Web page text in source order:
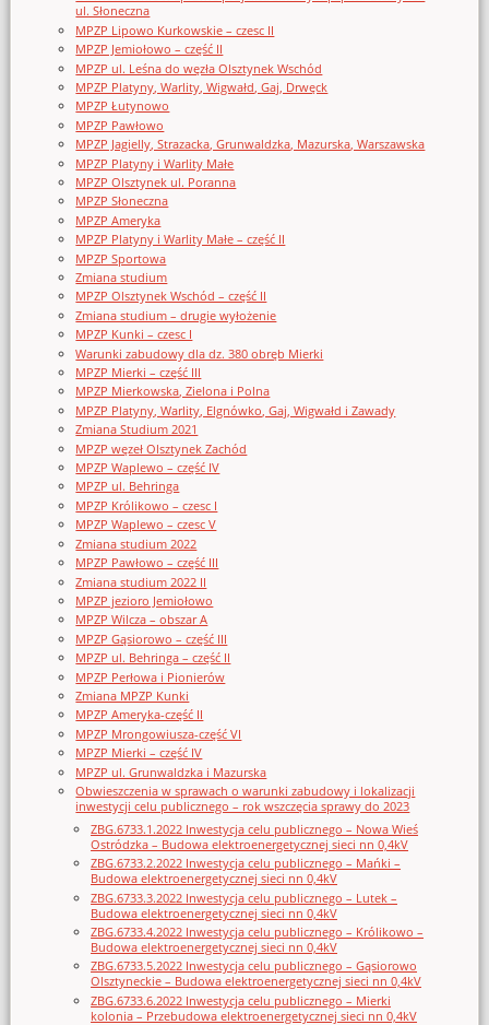
ul. Słoneczna
MPZP Lipowo Kurkowskie – czesc II
MPZP Jemiołowo – część II
MPZP ul. Leśna do węzła Olsztynek Wschód
MPZP Platyny, Warlity, Wigwałd, Gaj, Drwęck
MPZP Łutynowo
MPZP Pawłowo
MPZP Jagielly, Strazacka, Grunwaldzka, Mazurska, Warszawska
MPZP Platyny i Warlity Małe
MPZP Olsztynek ul. Poranna
MPZP Słoneczna
MPZP Ameryka
MPZP Platyny i Warlity Małe – część II
MPZP Sportowa
Zmiana studium
MPZP Olsztynek Wschód – część II
Zmiana studium – drugie wyłożenie
MPZP Kunki – czesc I
Warunki zabudowy dla dz. 380 obręb Mierki
MPZP Mierki – część III
MPZP Mierkowska, Zielona i Polna
MPZP Platyny, Warlity, Elgnówko, Gaj, Wigwałd i Zawady
Zmiana Studium 2021
MPZP węzeł Olsztynek Zachód
MPZP Waplewo – część IV
MPZP ul. Behringa
MPZP Królikowo – czesc I
MPZP Waplewo – czesc V
Zmiana studium 2022
MPZP Pawłowo – część III
Zmiana studium 2022 II
MPZP jezioro Jemiołowo
MPZP Wilcza – obszar A
MPZP Gąsiorowo – część III
MPZP ul. Behringa – część II
MPZP Perłowa i Pionierów
Zmiana MPZP Kunki
MPZP Ameryka-część II
MPZP Mrongowiusza-część VI
MPZP Mierki – część IV
MPZP ul. Grunwaldzka i Mazurska
Obwieszczenia w sprawach o warunki zabudowy i lokalizacji
inwestycji celu publicznego – rok wszczęcia sprawy do 2023
ZBG.6733.1.2022 Inwestycja celu publicznego – Nowa Wieś
Ostródzka – Budowa elektroenergetycznej sieci nn 0,4kV
ZBG.6733.2.2022 Inwestycja celu publicznego – Mańki –
Budowa elektroenergetycznej sieci nn 0,4kV
ZBG.6733.3.2022 Inwestycja celu publicznego – Lutek –
Budowa elektroenergetycznej sieci nn 0,4kV
ZBG.6733.4.2022 Inwestycja celu publicznego – Królikowo –
Budowa elektroenergetycznej sieci nn 0,4kV
ZBG.6733.5.2022 Inwestycja celu publicznego – Gąsiorowo
Olsztyneckie – Budowa elektroenergetycznej sieci nn 0,4kV
ZBG.6733.6.2022 Inwestycja celu publicznego – Mierki
kolonia – Przebudowa elektroenergetycznej sieci nn 0,4kV